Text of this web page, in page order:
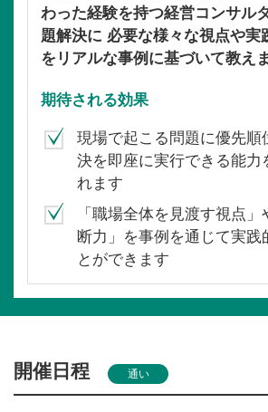
わった経験を持つ経営コンサル
題解決に 必要な様々な視点や実
をリアルな事例に基づいて教えま
期待される効果
現場で起こる問題に優先順
決を即座に実行できる能力
れます
「職場全体を見渡す視点」
断力」を事例を通じて実践
とができます
開催日程 通い